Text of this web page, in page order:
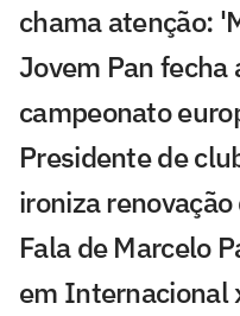
chama atenção:
Jovem Pan
campeonato
Presidente de
ironiza
Fala de Marcelo
em Internacional